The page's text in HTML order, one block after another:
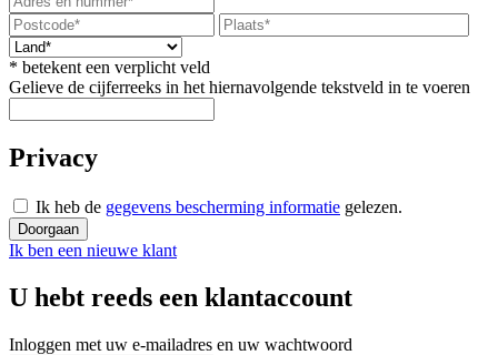
* betekent een verplicht veld
Gelieve de cijferreeks in het hiernavolgende tekstveld in te voeren
Privacy
Ik heb de gegevens bescherming informatie gelezen.
Doorgaan
Ik ben een nieuwe klant
U hebt reeds een klantaccount
Inloggen met uw e-mailadres en uw wachtwoord